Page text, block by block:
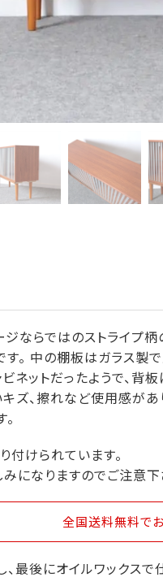
ジならではのストライ
す。 中の棚板はガラス
ネットだったようで、
ズ、擦れなど使用感が
付けられています。
になりますのでご注意下
全国送料無料で
後にオイルワックスで